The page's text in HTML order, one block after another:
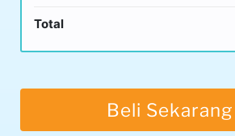
Total
Beli Sekarang